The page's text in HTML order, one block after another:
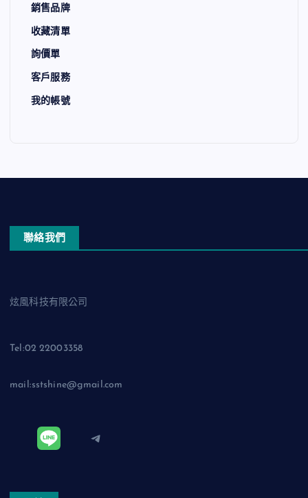
銷售品牌
收藏清單
詢價單
客戶服務
我的帳號
聯絡我們
炫風科技有限公司
Tel:02 22003358
mail:sstshine@gmail.com
Telegram